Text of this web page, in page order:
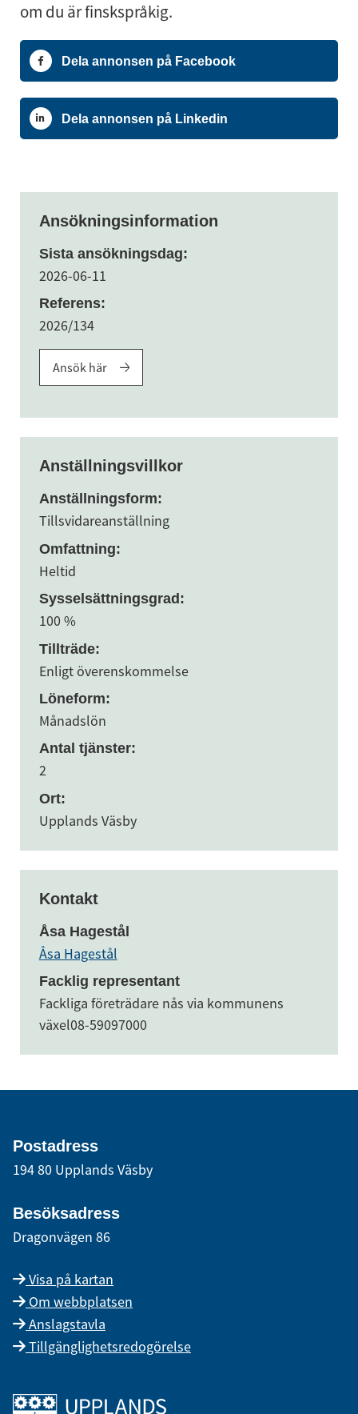
om du är finskspråkig.
Dela annonsen på Facebook
Dela annonsen på Linkedin
Ansökningsinformation
Sista ansökningsdag:
2026-06-11
Referens:
2026/134
Ansök här
Anställningsvillkor
Anställningsform:
Tillsvidareanställning
Omfattning:
Heltid
Sysselsättningsgrad:
100 %
Tillträde:
Enligt överenskommelse
Löneform:
Månadslön
Antal tjänster:
2
Ort:
Upplands Väsby
Kontakt
Åsa Hagestål
Åsa Hagestål
Facklig representant
Fackliga företrädare nås via kommunens
växel08-59097000
Postadress
194 80 Upplands Väsby
Besöksadress
Dragonvägen 86
Visa på kartan
Om webbplatsen
Anslagstavla
Tillgänglighetsredogörelse